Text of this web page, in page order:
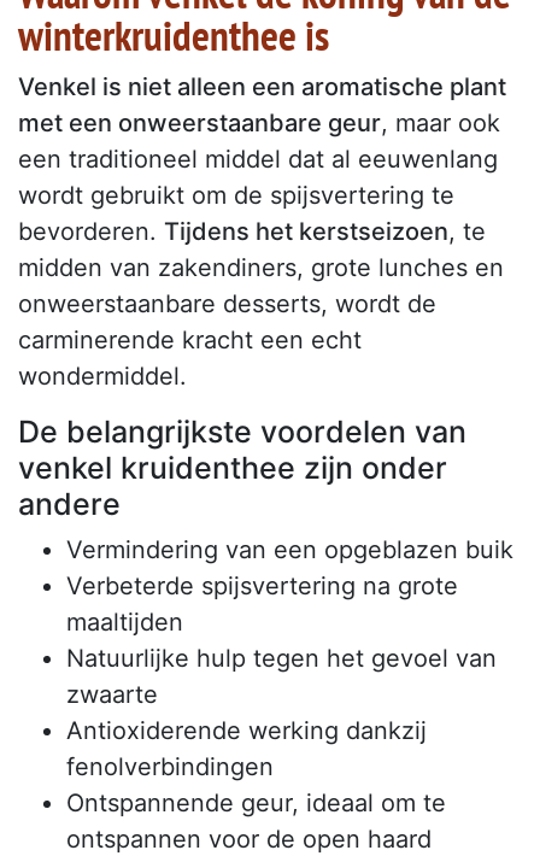
winterkruidenthee is
Venkel is niet alleen een aromatische plant
met een onweerstaanbare geur, maar ook
een traditioneel middel dat al eeuwenlang
wordt gebruikt om de spijsvertering te
bevorderen. Tijdens het kerstseizoen, te
midden van zakendiners, grote lunches en
onweerstaanbare desserts, wordt de
carminerende kracht een echt
wondermiddel.
De belangrijkste voordelen van
venkel kruidenthee zijn onder
andere
Vermindering van een opgeblazen buik
Verbeterde spijsvertering na grote
maaltijden
Natuurlijke hulp tegen het gevoel van
zwaarte
Antioxiderende werking dankzij
fenolverbindingen
Ontspannende geur, ideaal om te
ontspannen voor de open haard